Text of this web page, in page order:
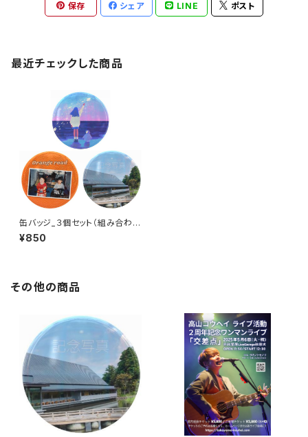
保存 シェア LINE ポスト
最近チェックした商品
缶バッジ_３個セット（組み合わせ
自由）
¥850
その他の商品